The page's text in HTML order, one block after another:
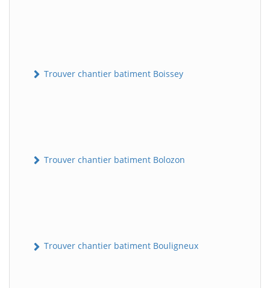
Trouver chantier batiment Boissey
Trouver chantier batiment Bolozon
Trouver chantier batiment Bouligneux